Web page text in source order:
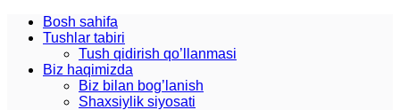
Bosh sahifa
Tushlar tabiri
Tush qidirish qo’llanmasi
Biz haqimizda
Biz bilan bog’lanish
Shaxsiylik siyosati